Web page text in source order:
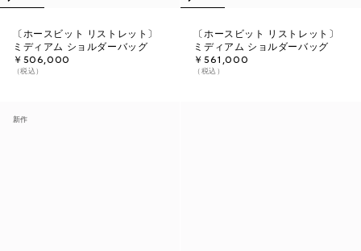
〔ホースビット リストレット〕
ミディアム ショルダーバッグ
￥506,000
（税込）
〔ホースビット リストレット〕
ミディアム ショルダーバッグ
￥561,000
（税込）
新作